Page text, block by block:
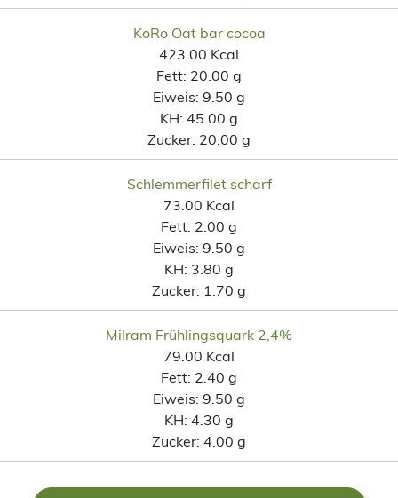
KoRo Oat bar cocoa
423.00 Kcal
Fett: 20.00 g
Eiweis: 9.50 g
KH: 45.00 g
Zucker: 20.00 g
Schlemmerfilet scharf
73.00 Kcal
Fett: 2.00 g
Eiweis: 9.50 g
KH: 3.80 g
Zucker: 1.70 g
Milram Frühlingsquark 2,4%
79.00 Kcal
Fett: 2.40 g
Eiweis: 9.50 g
KH: 4.30 g
Zucker: 4.00 g